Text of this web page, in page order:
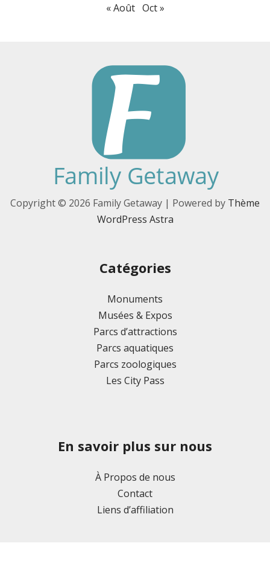
« Août Oct »
Copyright © 2026 Family Getaway | Powered by Thème
WordPress Astra
Catégories
Monuments
Musées & Expos
Parcs d’attractions
Parcs aquatiques
Parcs zoologiques
Les City Pass
En savoir plus sur nous
À Propos de nous
Contact
Liens d’affiliation